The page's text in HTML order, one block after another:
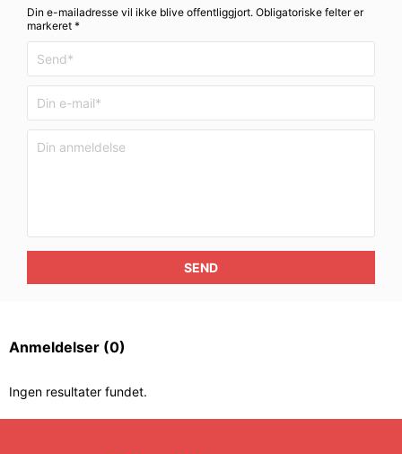
Din e-mailadresse vil ikke blive offentliggjort. Obligatoriske felter er
markeret *
SEND
Anmeldelser (0)
Ingen resultater fundet.